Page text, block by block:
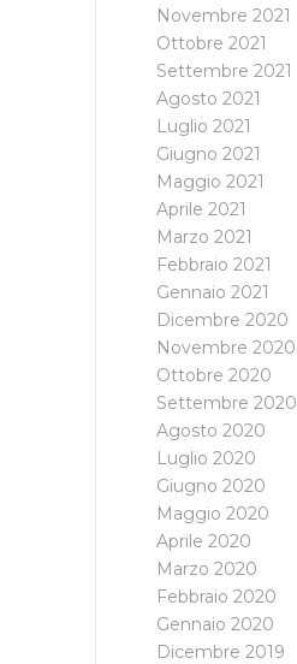
Novembre 2021
Ottobre 2021
Settembre 2021
Agosto 2021
Luglio 2021
Giugno 2021
Maggio 2021
Aprile 2021
Marzo 2021
Febbraio 2021
Gennaio 2021
Dicembre 2020
Novembre 2020
Ottobre 2020
Settembre 2020
Agosto 2020
Luglio 2020
Giugno 2020
Maggio 2020
Aprile 2020
Marzo 2020
Febbraio 2020
Gennaio 2020
Dicembre 2019